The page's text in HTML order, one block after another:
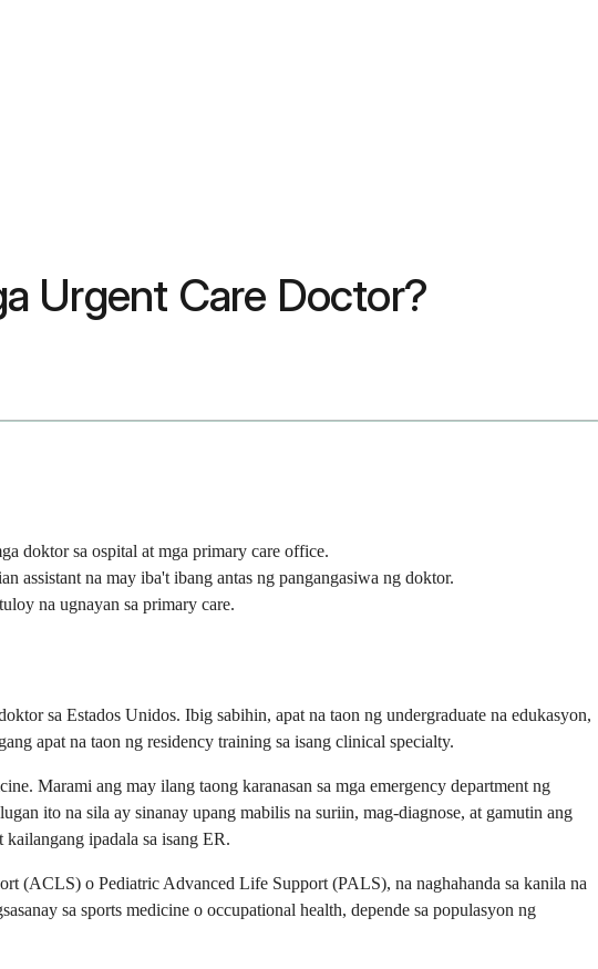
Urgent Care Doctor?
doktor sa ospital at mga primary care office.
assistant na may iba't ibang antas ng pangangasiwa ng doktor.
na ugnayan sa primary care.
sa Estados Unidos. Ibig sabihin, apat na taon ng undergraduate na edukasyon,
apat na taon ng residency training sa isang clinical specialty.
Marami ang may ilang taong karanasan sa mga emergency department ng
ito na sila ay sinanay upang mabilis na suriin, mag-diagnose, at gamutin ang
ipadala sa isang ER.
(ACLS) o Pediatric Advanced Life Support (PALS), na naghahanda sa kanila na
sa sports medicine o occupational health, depende sa populasyon ng